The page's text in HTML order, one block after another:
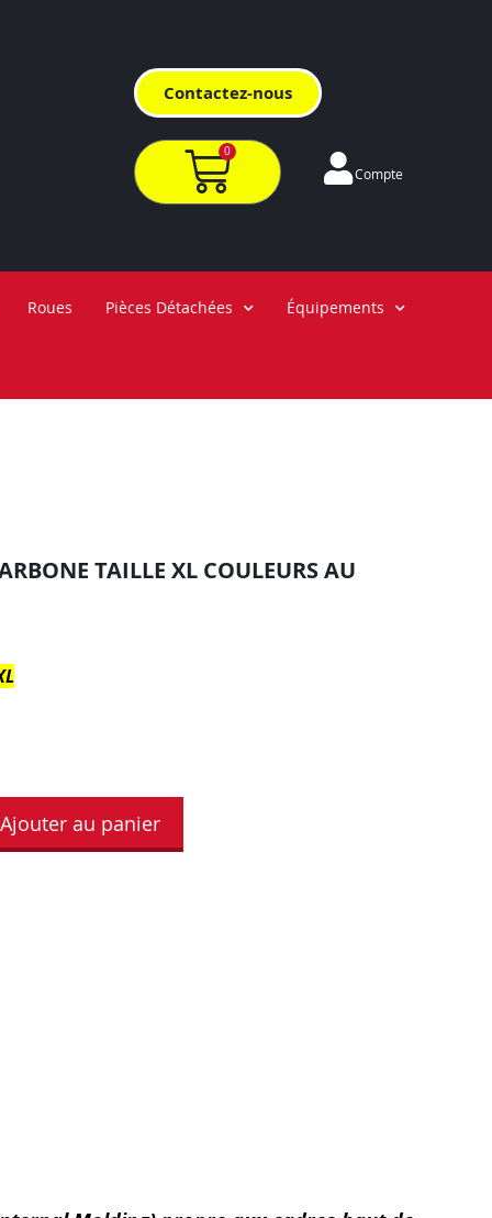
Contactez-nous
0
Compte
Roues Pièces Détachées Équipements
TAILLE XL COULEURS AU
Ajouter au panier